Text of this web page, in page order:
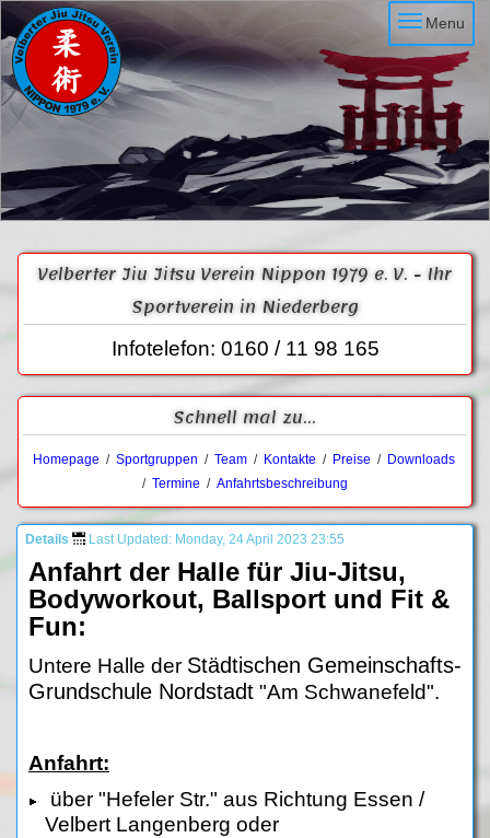
Menu
Velberter Jiu Jitsu Verein Nippon 1979 e. V. - Ihr
Sportverein in Niederberg
Infotelefon: 0160 / 11 98 165
Schnell mal zu...
Homepage / Sportgruppen / Team/ Kontakte / Preise / Downloads
/ Termine / Anfahrtsbeschreibung
Details Last Updated: Monday, 24 April 2023 23:55
Anfahrt der Halle für Jiu-Jitsu,
Bodyworkout, Ballsport und Fit &
Fun:
Untere Halle der Städtischen Gemeinschafts-
Grundschule Nordstadt "Am Schwanefeld".
Anfahrt:
über "Hefeler Str." aus Richtung Essen /
Velbert Langenberg oder